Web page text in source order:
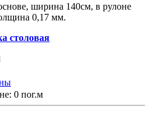
ширина 140см, в рулоне
0,17 мм.
столовая
0 пог.м